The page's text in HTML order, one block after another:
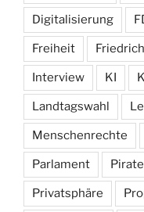
Digitalisierung
Freiheit
Interview KI
Landtagswahl
Menschenrechte
Parlament
Privatsphäre